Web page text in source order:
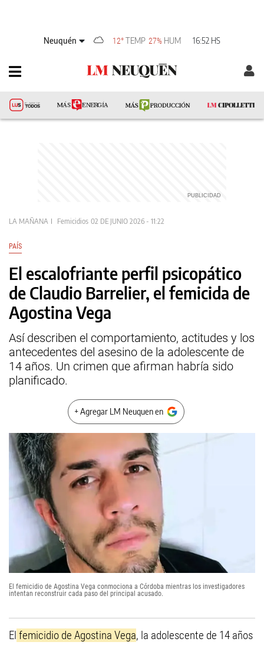
Neuquén 12° TEMP 27% HUM 16:52 HS
LA MAÑANA Femicidios 02 DE JUNIO 2026 - 11:22
PAÍS
El escalofriante perfil psicopático
de Claudio Barrelier, el femicida de
Agostina Vega
Así describen el comportamiento, actitudes y los
antecedentes del asesino de la adolescente de
14 años. Un crimen que afirman habría sido
planificado.
+ Agregar LM Neuquen en
El femicidio de Agostina Vega conmociona a Córdoba mientras los investigadores
intentan reconstruir cada paso del principal acusado.
El femicidio de Agostina Vega, la adolescente de 14 años